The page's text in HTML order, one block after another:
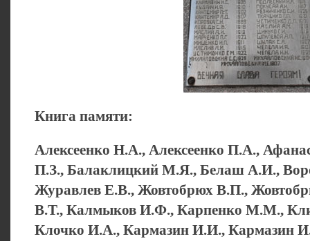
Книга памяти:
Алексеенко Н.А., Алексеенко П.А.,
П.З., Балаклицкий М.Я., Белаш А.И.,
Журавлев Е.В., Жовтобрюх В.П.,
В.Т., Калмыков И.Ф., Карпенко М.М.,
Клочко И.А., Кармазин И.И., Кармазин